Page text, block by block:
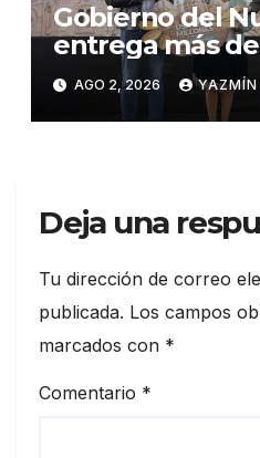
Gobierno del
entrega más de
millones en
productivos en
continuando
AGO 2, 2026 YAZMÍN
Deja una
Tu dirección de correo
publicada. Los campos
marcados con *
Comentario *